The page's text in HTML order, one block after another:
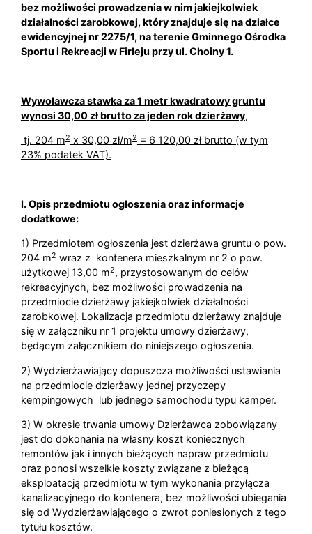
bez możliwości prowadzenia w nim jakiejkolwiek
działalności zarobkowej, który znajduje się na działce
ewidencyjnej nr 2275/1, na terenie Gminnego Ośrodka
Sportu i Rekreacji w Firleju przy ul. Choiny 1.
Wywoławcza stawka za 1 metr kwadratowy gruntu
wynosi 30,00 zł brutto za jeden rok dzierżawy,
tj. 204 m2x 30,00 zł/m2= 6 120,00 zł brutto (w tym
23% podatek VAT).
I. Opis przedmiotu ogłoszenia oraz informacje
dodatkowe:
1) Przedmiotem ogłoszenia jest dzierżawa gruntu o pow.
204 m2 wraz z kontenera mieszkalnym nr 2 o pow.
użytkowej 13,00 m2, przystosowanym do celów
rekreacyjnych, bez możliwości prowadzenia na
przedmiocie dzierżawy jakiejkolwiek działalności
zarobkowej. Lokalizacja przedmiotu dzierżawy znajduje
się w załączniku nr 1 projektu umowy dzierżawy,
będącym załącznikiem do niniejszego ogłoszenia.
2) Wydzierżawiający dopuszcza możliwości ustawiania
na przedmiocie dzierżawy jednej przyczepy
kempingowych lub jednego samochodu typu kamper.
3) W okresie trwania umowy Dzierżawca zobowiązany
jest do dokonania na własny koszt koniecznych
remontów jak i innych bieżących napraw przedmiotu
oraz ponosi wszelkie koszty związane z bieżącą
eksploatacją przedmiotu w tym wykonania przyłącza
kanalizacyjnego do kontenera, bez możliwości ubiegania
się od Wydzierżawiającego o zwrot poniesionych z tego
tytułu kosztów.